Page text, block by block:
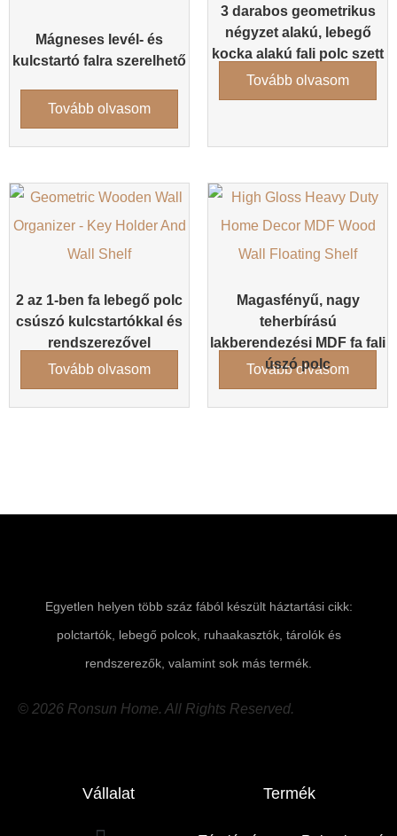
Mágneses levél- és
kulcstartó falra szerelhető
Tovább olvasom
3 darabos geometrikus
négyzet alakú, lebegő
kocka alakú fali polc szett
Tovább olvasom
2 az 1-ben fa lebegő polc
csúszó kulcstartókkal és
rendszerezővel
Tovább olvasom
Magasfényű, nagy
teherbírású
lakberendezési MDF fa fali
úszó polc
Tovább olvasom
Egyetlen helyen több száz fából készült háztartási cikk:
polctartók, lebegő polcok, ruhaakasztók, tárolók és
rendszerezők, valamint sok más termék.
© 2026 Ronsun Home. All Rights Reserved.
Vállalat Termék